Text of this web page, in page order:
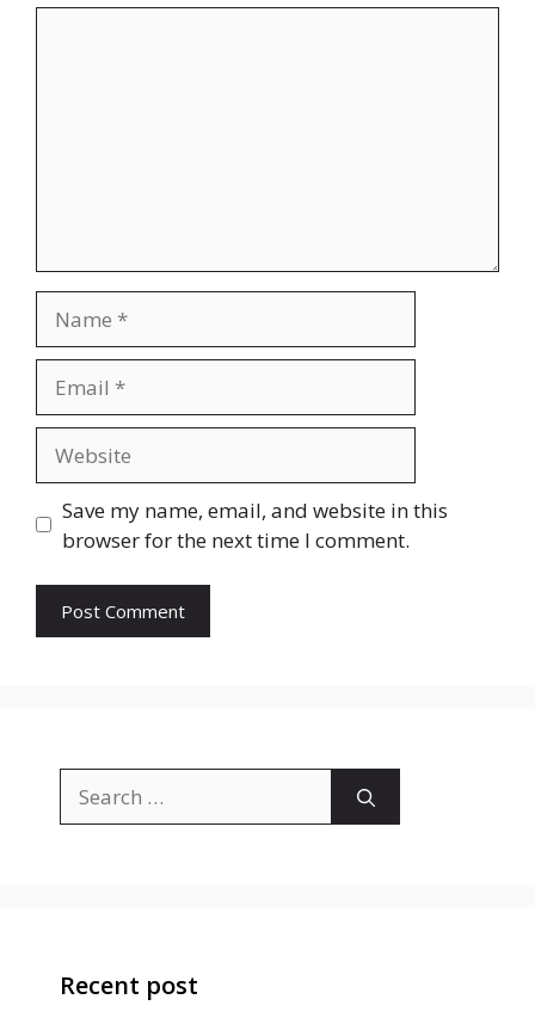
Save my name, email, and website in this
browser for the next time I comment.
for:
Recent post